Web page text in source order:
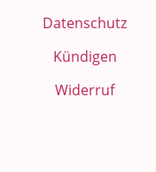
Datenschutz
Kündigen
Widerruf